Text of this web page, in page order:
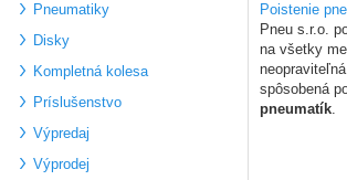
Pneumatiky
Disky
Kompletná kolesa
Príslušenstvo
Výpredaj
Výprodej
Poistenie
Pneu s.r.o.
na všetky
spôsobená
pneumatík